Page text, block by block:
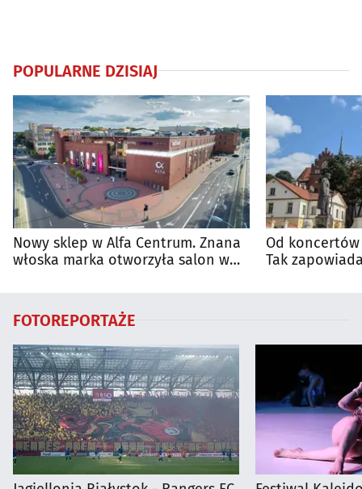
POPULARNE DZISIAJ
Nowy sklep w Alfa Centrum. Znana
włoska marka otworzyła salon w
Od
Tak
FOTOREPORTAŻE